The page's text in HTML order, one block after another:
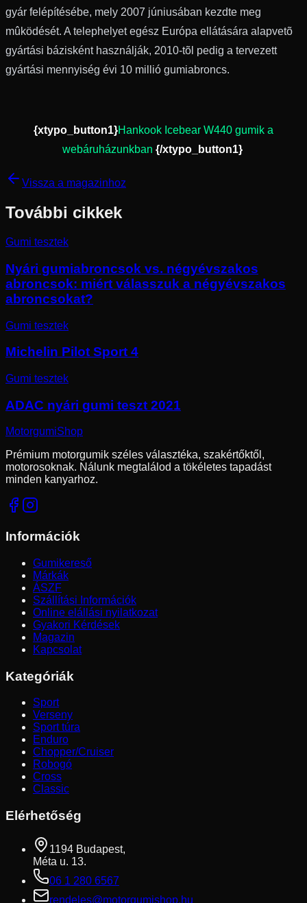
gyár felépítésébe, mely 2007 júniusában kezdte meg
mûködését. A telephelyet egész Európa ellátására alapvetõ
gyártási bázisként használják, 2010-tõl pedig a tervezett
gyártási mennyiség évi 10 millió gumiabroncs.
{xtypo_button1}Hankook Icebear W440 gumik a
webáruházunkban {/xtypo_button1}
Vissza a magazinhoz
További cikkek
Gumi tesztek
Nyári gumiabroncsok vs. négyévszakos
abroncsok: miért válasszuk a négyévszakos
abroncsokat?
Gumi tesztek
Michelin Pilot Sport 4
Gumi tesztek
ADAC nyári gumi teszt 2021
MotorgumiShop
Prémium motorgumik széles választéka, szakértőktől,
motorosoknak. Nálunk megtalálod a tökéletes tapadást
minden kanyarhoz.
Információk
Gumikereső
Márkák
ÁSZF
Szállítási Információk
Online elállási nyilatkozat
Gyakori Kérdések
Magazin
Kapcsolat
Kategóriák
Sport
Verseny
Sport túra
Enduro
Chopper/Cruiser
Robogó
Cross
Classic
Elérhetőség
1194 Budapest,
Méta u. 13.
06 1 280 6567
rendeles@motorgumishop.hu